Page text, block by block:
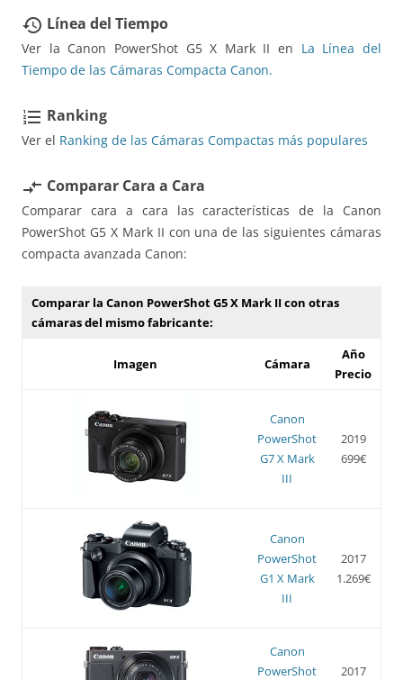
restore Línea del Tiempo
Ver la Canon PowerShot G5 X Mark II en La Línea del
Tiempo de las Cámaras Compacta Canon.
format_list_numbered Ranking
Ver el Ranking de las Cámaras Compactas más populares
compare_arrows Comparar Cara a Cara
Comparar cara a cara las características de la Canon
PowerShot G5 X Mark II con una de las siguientes cámaras
compacta avanzada Canon:
Comparar la Canon PowerShot G5 X Mark II con otras
cámaras del mismo fabricante:
Imagen Cámara
Año
Precio
Canon
PowerShot
G7 X Mark
III
2019
699€
Canon
PowerShot
G1 X Mark
III
2017
1.269€
Canon
PowerShot
2017